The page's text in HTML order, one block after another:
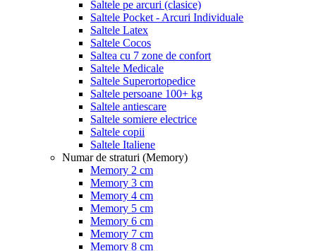
Saltele pe arcuri (clasice)
Saltele Pocket - Arcuri Individuale
Saltele Latex
Saltele Cocos
Saltea cu 7 zone de confort
Saltele Medicale
Saltele Superortopedice
Saltele persoane 100+ kg
Saltele antiescare
Saltele somiere electrice
Saltele copii
Saltele Italiene
Numar de straturi (Memory)
Memory 2 cm
Memory 3 cm
Memory 4 cm
Memory 5 cm
Memory 6 cm
Memory 7 cm
Memory 8 cm